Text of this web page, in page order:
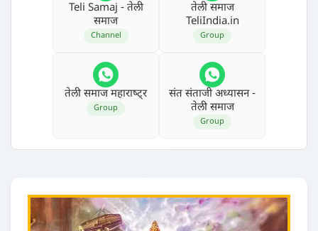
Teli Samaj - तेली
समाज
Channel
तेली समाज
TeliIndia.in
Group
तेली समाज महाराष्‍ट्र
Group
संत संताजी अध्‍यासन -
तेली समाज
Group